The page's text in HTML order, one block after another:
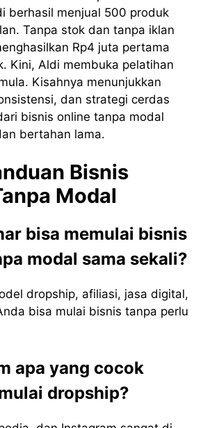
berhasil menjual 500 produk
Tanpa stok dan tanpa iklan
Rp4 juta pertama
Kini, Aldi membuka pelatihan
Kisahnya menunjukkan
dan strategi cerdas
bisnis online tanpa modal
bertahan lama.
Bisnis
Modal
bisa memulai bisnis
modal sama sekali?
dropship, afiliasi, jasa digital,
bisa mulai bisnis tanpa perlu
apa yang cocok
dropship?